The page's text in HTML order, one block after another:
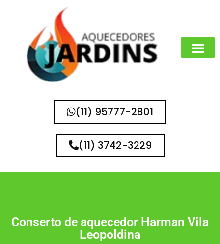
(11) 95777-2801
(11) 3742-3229
Conserto de aquecedor Harman Vila
Leopoldina